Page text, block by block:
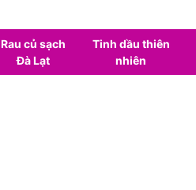
Rau củ sạch
Đà Lạt
Tinh dầu thiên
nhiên